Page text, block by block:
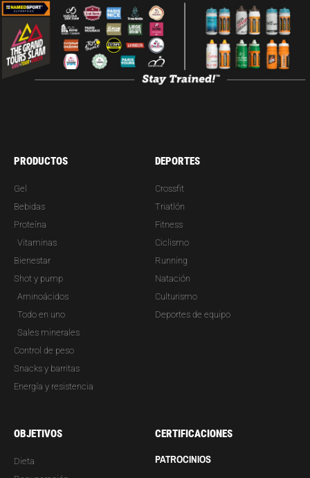
PRODUCTOS
Gel
Bebidas
Proteína
Vitaminas
Bienestar
Shot y pump
Aminoácidos
Todo en uno
Sales minerales
Control de peso
Snacks y barritas
Energía y resistencia
DEPORTES
Crossfit
Triatlón
Fitness
Ciclismo
Running
Natación
Culturismo
Deportes de equipo
OBJETIVOS
Dieta
CERTIFICACIONES
PATROCINIOS